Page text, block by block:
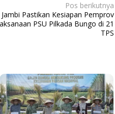
Pos berikutnya
Pastikan Kesiapan Pemprov
PSU Pilkada Bungo di 21
TPS